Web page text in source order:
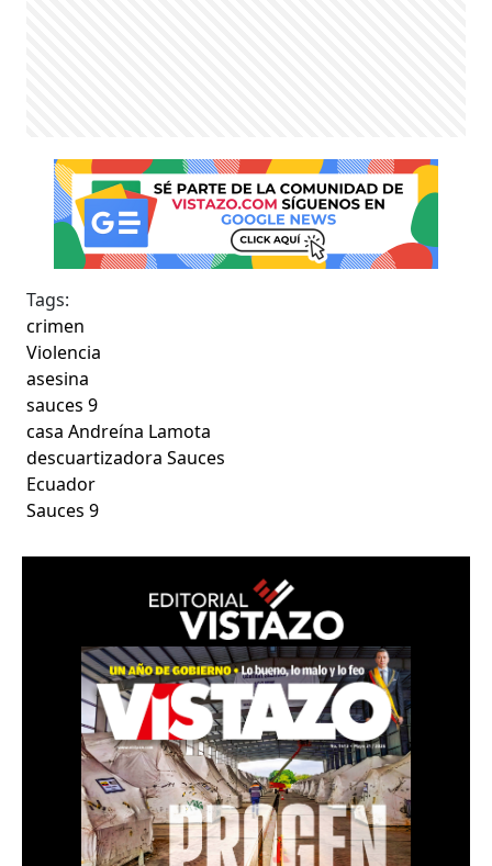
Tags:
crimen
Violencia
asesina
sauces 9
casa Andreína Lamota
descuartizadora Sauces
Ecuador
Sauces 9